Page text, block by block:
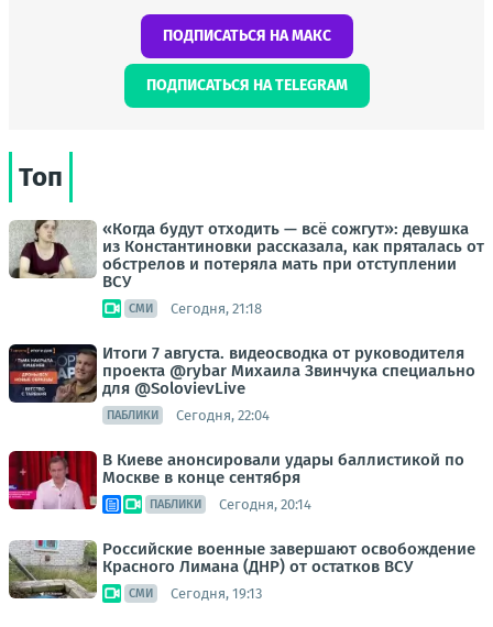
ПОДПИСАТЬСЯ НА МАКС
ПОДПИСАТЬСЯ НА TELEGRAM
Топ
«Когда будут отходить — всё сожгут»: девушка
из Константиновки рассказала, как пряталась от
обстрелов и потеряла мать при отступлении
ВСУ
СМИ Сегодня, 21:18
Итоги 7 августа. видеосводка от руководителя
проекта @rybar Михаила Звинчука специально
для @SolovievLive
ПАБЛИКИ Сегодня, 22:04
В Киеве анонсировали удары баллистикой по
Москве в конце сентября
ПАБЛИКИ Сегодня, 20:14
Российские военные завершают освобождение
Красного Лимана (ДНР) от остатков ВСУ
СМИ Сегодня, 19:13